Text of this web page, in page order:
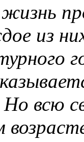
жизнь
из
всю